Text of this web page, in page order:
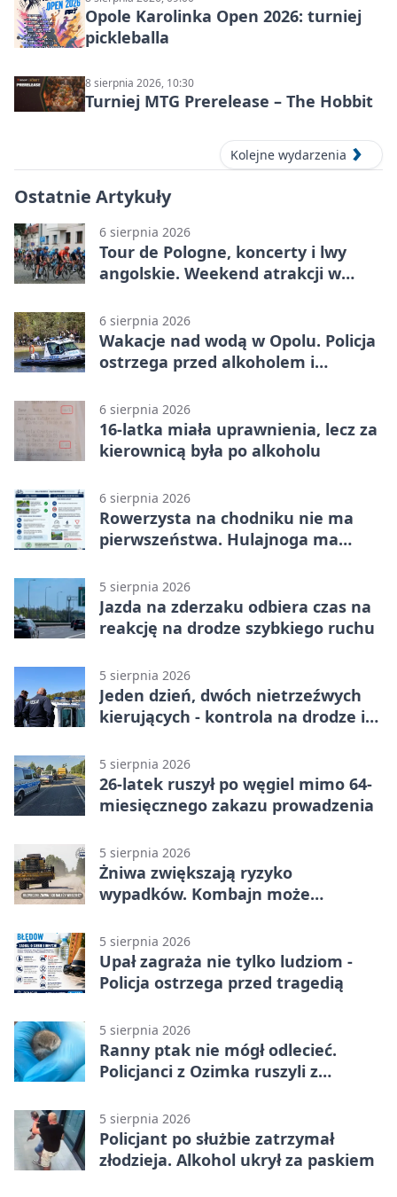
Opole Karolinka Open 2026: turniej
pickleballa
8 sierpnia 2026, 10:30
Turniej MTG Prerelease – The Hobbit
Kolejne wydarzenia
Ostatnie Artykuły
6 sierpnia 2026
Tour de Pologne, koncerty i lwy
angolskie. Weekend atrakcji w
6 sierpnia 2026
Wakacje nad wodą w Opolu. Policja
ostrzega przed alkoholem i
6 sierpnia 2026
16-latka miała uprawnienia, lecz za
kierownicą była po alkoholu
6 sierpnia 2026
Rowerzysta na chodniku nie ma
pierwszeństwa. Hulajnoga ma
5 sierpnia 2026
Jazda na zderzaku odbiera czas na
reakcję na drodze szybkiego ruchu
5 sierpnia 2026
Jeden dzień, dwóch nietrzeźwych
kierujących - kontrola na drodze i
5 sierpnia 2026
26-latek ruszył po węgiel mimo 64-
miesięcznego zakazu prowadzenia
5 sierpnia 2026
Żniwa zwiększają ryzyko
wypadków. Kombajn może
5 sierpnia 2026
Upał zagraża nie tylko ludziom -
Policja ostrzega przed tragedią
5 sierpnia 2026
Ranny ptak nie mógł odlecieć.
Policjanci z Ozimka ruszyli z
5 sierpnia 2026
Policjant po służbie zatrzymał
złodzieja. Alkohol ukrył za paskiem